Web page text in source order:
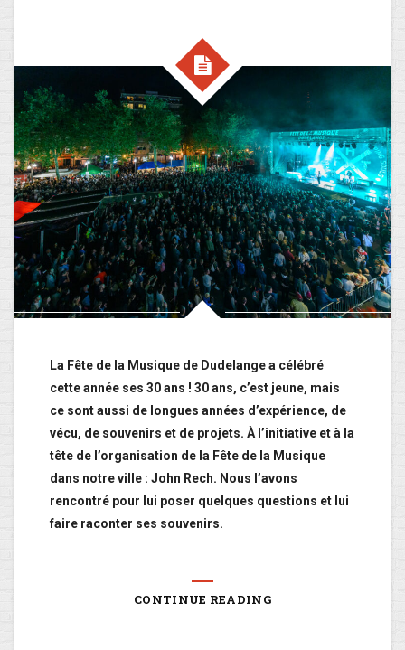
La Fête de la Musique de Dudelange a célébré
cette année ses 30 ans ! 30 ans, c’est jeune, mais
ce sont aussi de longues années d’expérience, de
vécu, de souvenirs et de projets. À l’initiative et à la
tête de l’organisation de la Fête de la Musique
dans notre ville : John Rech. Nous l’avons
rencontré pour lui poser quelques questions et lui
faire raconter ses souvenirs.
CONTINUE READING